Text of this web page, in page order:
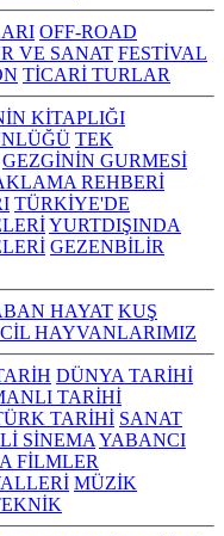
OFF-ROAD
VE SANAT FESTİVAL
TİCARİ TURLAR
KİTAPLIĞI
TEK
GEZGİNİN GURMESİ
REHBERİ
TÜRKİYE'DE
YURTDIŞINDA
GEZENBİLİR
HAYAT KUŞ
HAYVANLARIMIZ
DÜNYA TARİHİ
TARİHİ
TARİHİ SANAT
SİNEMA YABANCI
FİLMLER
MÜZİK